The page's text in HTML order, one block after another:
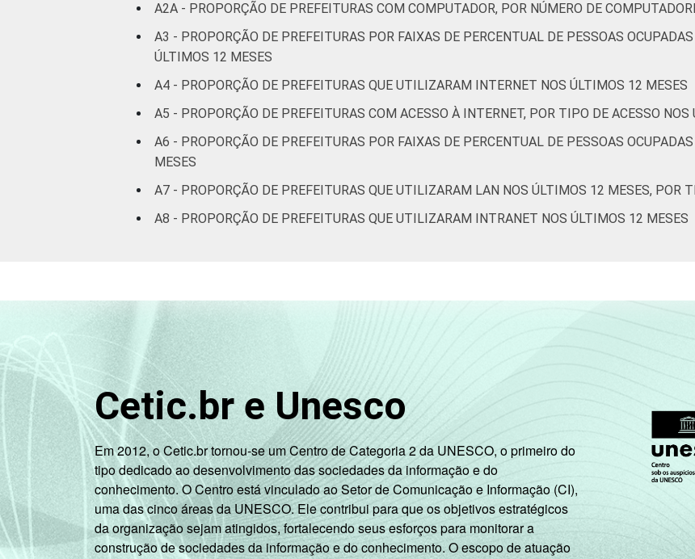
A2A - PROPORÇÃO DE PREFEITURAS COM COMPUTADOR, POR NÚMERO DE
A3 - PROPORÇÃO DE PREFEITURAS POR FAIXAS DE PERCENTUAL DE PESSOAS
ÚLTIMOS 12 MESES
A4 - PROPORÇÃO DE PREFEITURAS QUE UTILIZARAM INTERNET NOS ÚLTIMOS 12 MESES
A5 - PROPORÇÃO DE PREFEITURAS COM ACESSO À INTERNET, POR TIPO DE ACESSO
A6 - PROPORÇÃO DE PREFEITURAS POR FAIXAS DE PERCENTUAL DE PESSOAS
MESES
A7 - PROPORÇÃO DE PREFEITURAS QUE UTILIZARAM LAN NOS ÚLTIMOS 12 MESES, POR
A8 - PROPORÇÃO DE PREFEITURAS QUE UTILIZARAM INTRANET NOS ÚLTIMOS 12 MESES
Cetic.br e Unesco
Em 2012, o Cetic.br tornou-se um Centro de Categoria 2 da UNESCO, o primeiro do
tipo dedicado ao desenvolvimento das sociedades da informação e do
conhecimento. O Centro está vinculado ao Setor de Comunicação e Informação (CI),
uma das cinco áreas da UNESCO. Ele contribui para que os objetivos estratégicos
da organização sejam atingidos, fortalecendo seus esforços para monitorar a
construção de sociedades da informação e do conhecimento. O escopo de atuação